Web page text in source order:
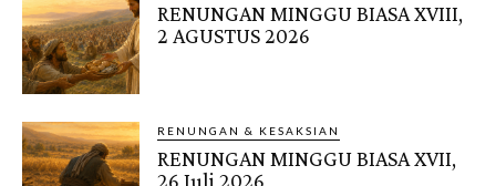
RENUNGAN MINGGU BIASA XVIII,
2 AGUSTUS 2026
RENUNGAN & KESAKSIAN
RENUNGAN MINGGU BIASA XVII,
26 Juli 2026